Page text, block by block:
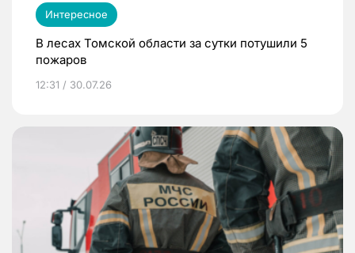
Интересное
В лесах Томской области за сутки потушили 5
пожаров
12:31 / 30.07.26